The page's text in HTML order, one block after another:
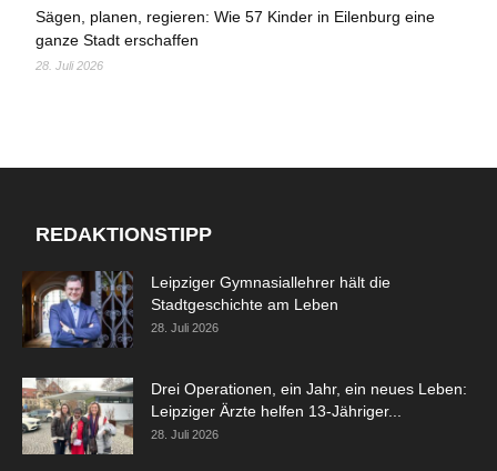
Sägen, planen, regieren: Wie 57 Kinder in Eilenburg eine
ganze Stadt erschaffen
28. Juli 2026
REDAKTIONSTIPP
Leipziger Gymnasiallehrer hält die
Stadtgeschichte am Leben
28. Juli 2026
Drei Operationen, ein Jahr, ein neues Leben:
Leipziger Ärzte helfen 13-Jähriger...
28. Juli 2026